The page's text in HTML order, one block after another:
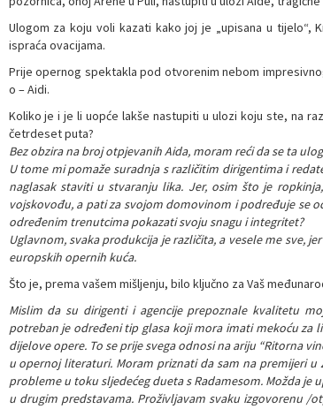
Ulogom za koju voli kazati kako joj je „upisana u
ispraća ovacijama.
Prije opernog spektakla pod otvorenim nebom
o – Aidi.
Koliko je i je li uopće lakše nastupiti u ulozi koju ste, na
četrdeset puta?
Bez obzira na broj otpjevanih Aida, moram reći da se ta
U tome mi pomaže suradnja s različitim dirigentima i
naglasak staviti u stvaranju lika. Jer, osim što je
vojskovođu, a pati za svojom domovinom i podređuje se
određenim trenutcima pokazati svoju snagu i integritet?
Uglavnom, svaka produkcija je različita, a vesele me sve,
europskih opernih kuća.
Što je, prema vašem mišljenju, bilo ključno za Vaš
Mislim da su dirigenti i agencije prepoznale kvalitetu
potreban je određeni tip glasa koji mora imati mekoću za
dijelove opere. To se prije svega odnosi na ariju “Ritorna
u opernoj literaturi. Moram priznati da sam na premijeri
probleme u toku sljedećeg dueta s Radamesom. Možda je
u drugim predstavama. Proživljavam svaku izgovorenu /